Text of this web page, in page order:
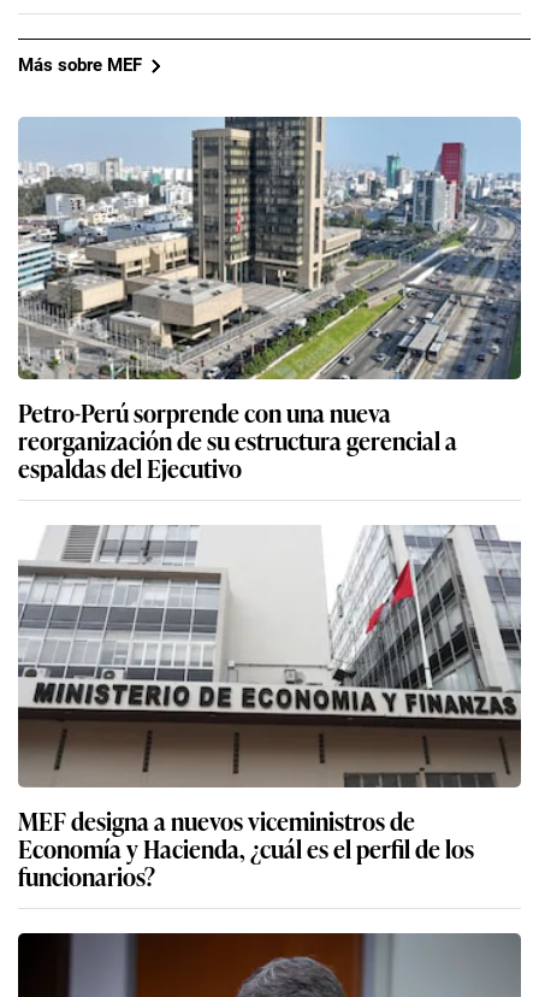
Más sobre MEF
Petro-Perú sorprende con una nueva
reorganización de su estructura gerencial a
espaldas del Ejecutivo
MEF designa a nuevos viceministros de
Economía y Hacienda, ¿cuál es el perfil de los
funcionarios?